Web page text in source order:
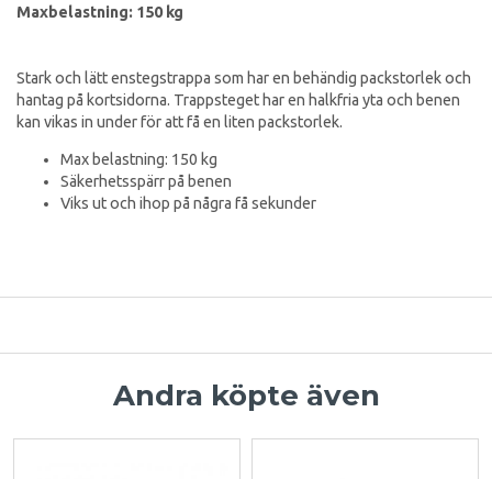
Maxbelastning: 150 kg
Stark och lätt enstegstrappa som har en behändig packstorlek och
hantag på kortsidorna. Trappsteget har en halkfria yta och benen
kan vikas in under för att få en liten packstorlek.
Max belastning: 150 kg
Säkerhetsspärr på benen
Viks ut och ihop på några få sekunder
Andra köpte även